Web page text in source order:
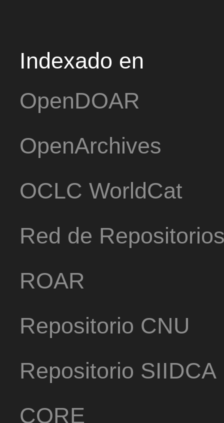
Indexado en
OpenDOAR
OpenArchives
OCLC WorldCat
Red de
ROAR
Repositorio CNU
Repositorio SIIDCA
CORE